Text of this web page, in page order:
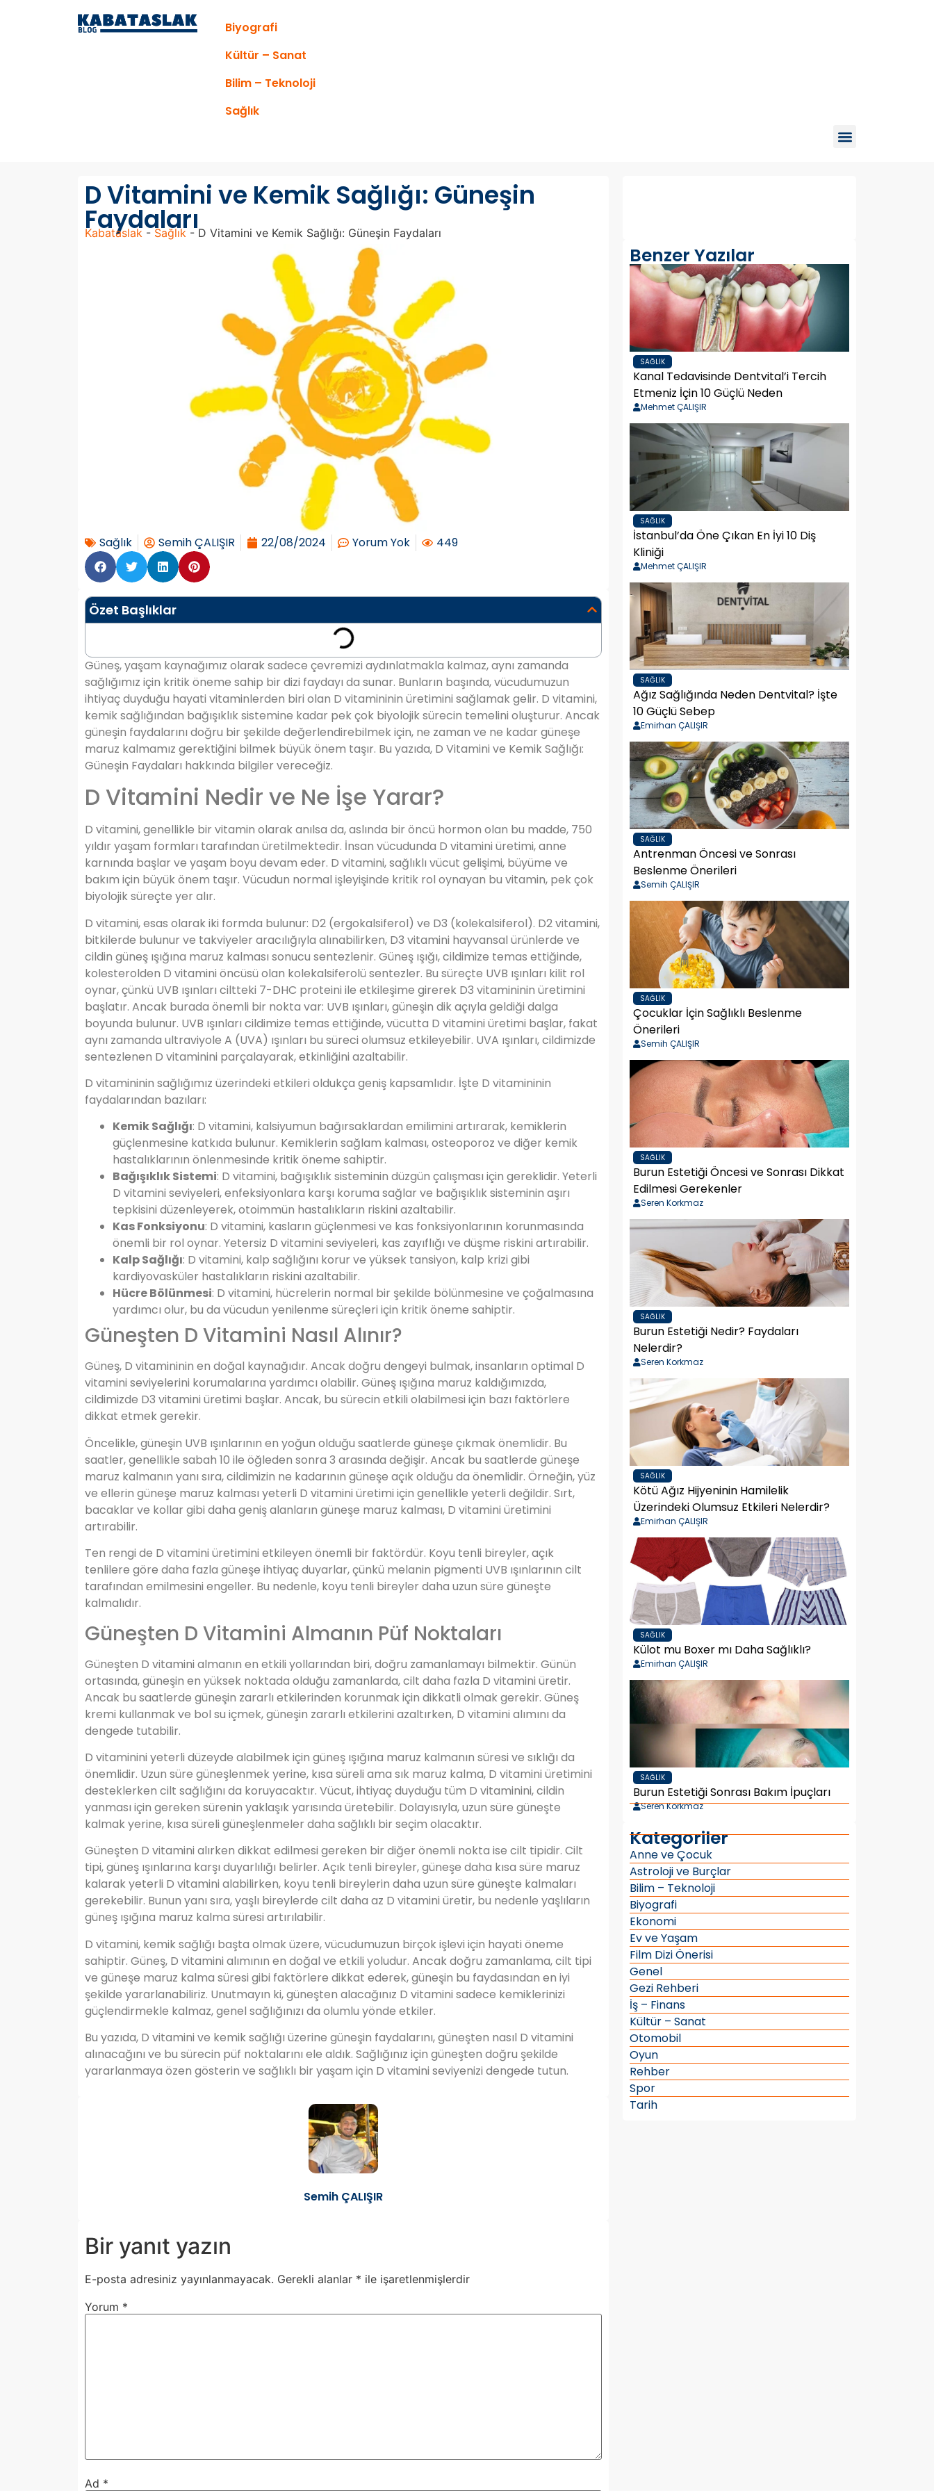
Biyografi
Kültür – Sanat
Bilim – Teknoloji
Sağlık
D Vitamini ve Kemik Sağlığı: Güneşin
Faydaları
Kabataslak - Sağlık - D Vitamini ve Kemik Sağlığı: Güneşin Faydaları
Sağlık Semih ÇALIŞIR 22/08/2024 Yorum Yok 449
Özet Başlıklar
Güneş, yaşam kaynağımız olarak sadece çevremizi aydınlatmakla kalmaz, aynı zamanda
sağlığımız için kritik öneme sahip bir dizi faydayı da sunar. Bunların başında, vücudumuzun
ihtiyaç duyduğu hayati vitaminlerden biri olan D vitamininin üretimini sağlamak gelir. D vitamini,
kemik sağlığından bağışıklık sistemine kadar pek çok biyolojik sürecin temelini oluşturur. Ancak
güneşin faydalarını doğru bir şekilde değerlendirebilmek için, ne zaman ve ne kadar güneşe
maruz kalmamız gerektiğini bilmek büyük önem taşır. Bu yazıda, D Vitamini ve Kemik Sağlığı:
Güneşin Faydaları hakkında bilgiler vereceğiz.
D Vitamini Nedir ve Ne İşe Yarar?
D vitamini, genellikle bir vitamin olarak anılsa da, aslında bir öncü hormon olan bu madde, 750
yıldır yaşam formları tarafından üretilmektedir. İnsan vücudunda D vitamini üretimi, anne
karnında başlar ve yaşam boyu devam eder. D vitamini, sağlıklı vücut gelişimi, büyüme ve
bakım için büyük önem taşır. Vücudun normal işleyişinde kritik rol oynayan bu vitamin, pek çok
biyolojik süreçte yer alır.
D vitamini, esas olarak iki formda bulunur: D2 (ergokalsiferol) ve D3 (kolekalsiferol). D2 vitamini,
bitkilerde bulunur ve takviyeler aracılığıyla alınabilirken, D3 vitamini hayvansal ürünlerde ve
cildin güneş ışığına maruz kalması sonucu sentezlenir. Güneş ışığı, cildimize temas ettiğinde,
kolesterolden D vitamini öncüsü olan kolekalsiferolü sentezler. Bu süreçte UVB ışınları kilit rol
oynar, çünkü UVB ışınları ciltteki 7-DHC proteini ile etkileşime girerek D3 vitamininin üretimini
başlatır. Ancak burada önemli bir nokta var: UVB ışınları, güneşin dik açıyla geldiği dalga
boyunda bulunur. UVB ışınları cildimize temas ettiğinde, vücutta D vitamini üretimi başlar, fakat
aynı zamanda ultraviyole A (UVA) ışınları bu süreci olumsuz etkileyebilir. UVA ışınları, cildimizde
sentezlenen D vitaminini parçalayarak, etkinliğini azaltabilir.
D vitamininin sağlığımız üzerindeki etkileri oldukça geniş kapsamlıdır. İşte D vitamininin
faydalarından bazıları:
Kemik Sağlığı: D vitamini, kalsiyumun bağırsaklardan emilimini artırarak, kemiklerin
güçlenmesine katkıda bulunur. Kemiklerin sağlam kalması, osteoporoz ve diğer kemik
hastalıklarının önlenmesinde kritik öneme sahiptir.
Bağışıklık Sistemi: D vitamini, bağışıklık sisteminin düzgün çalışması için gereklidir. Yeterli
D vitamini seviyeleri, enfeksiyonlara karşı koruma sağlar ve bağışıklık sisteminin aşırı
tepkisini düzenleyerek, otoimmün hastalıkların riskini azaltabilir.
Kas Fonksiyonu: D vitamini, kasların güçlenmesi ve kas fonksiyonlarının korunmasında
önemli bir rol oynar. Yetersiz D vitamini seviyeleri, kas zayıflığı ve düşme riskini artırabilir.
Kalp Sağlığı: D vitamini, kalp sağlığını korur ve yüksek tansiyon, kalp krizi gibi
kardiyovasküler hastalıkların riskini azaltabilir.
Hücre Bölünmesi: D vitamini, hücrelerin normal bir şekilde bölünmesine ve çoğalmasına
yardımcı olur, bu da vücudun yenilenme süreçleri için kritik öneme sahiptir.
Güneşten D Vitamini Nasıl Alınır?
Güneş, D vitamininin en doğal kaynağıdır. Ancak doğru dengeyi bulmak, insanların optimal D
vitamini seviyelerini korumalarına yardımcı olabilir. Güneş ışığına maruz kaldığımızda,
cildimizde D3 vitamini üretimi başlar. Ancak, bu sürecin etkili olabilmesi için bazı faktörlere
dikkat etmek gerekir.
Öncelikle, güneşin UVB ışınlarının en yoğun olduğu saatlerde güneşe çıkmak önemlidir. Bu
saatler, genellikle sabah 10 ile öğleden sonra 3 arasında değişir. Ancak bu saatlerde güneşe
maruz kalmanın yanı sıra, cildimizin ne kadarının güneşe açık olduğu da önemlidir. Örneğin, yüz
ve ellerin güneşe maruz kalması yeterli D vitamini üretimi için genellikle yeterli değildir. Sırt,
bacaklar ve kollar gibi daha geniş alanların güneşe maruz kalması, D vitamini üretimini
artırabilir.
Ten rengi de D vitamini üretimini etkileyen önemli bir faktördür. Koyu tenli bireyler, açık
tenlilere göre daha fazla güneşe ihtiyaç duyarlar, çünkü melanin pigmenti UVB ışınlarının cilt
tarafından emilmesini engeller. Bu nedenle, koyu tenli bireyler daha uzun süre güneşte
kalmalıdır.
Güneşten D Vitamini Almanın Püf Noktaları
Güneşten D vitamini almanın en etkili yollarından biri, doğru zamanlamayı bilmektir. Günün
ortasında, güneşin en yüksek noktada olduğu zamanlarda, cilt daha fazla D vitamini üretir.
Ancak bu saatlerde güneşin zararlı etkilerinden korunmak için dikkatli olmak gerekir. Güneş
kremi kullanmak ve bol su içmek, güneşin zararlı etkilerini azaltırken, D vitamini alımını da
dengede tutabilir.
D vitaminini yeterli düzeyde alabilmek için güneş ışığına maruz kalmanın süresi ve sıklığı da
önemlidir. Uzun süre güneşlenmek yerine, kısa süreli ama sık maruz kalma, D vitamini üretimini
desteklerken cilt sağlığını da koruyacaktır. Vücut, ihtiyaç duyduğu tüm D vitaminini, cildin
yanması için gereken sürenin yaklaşık yarısında üretebilir. Dolayısıyla, uzun süre güneşte
kalmak yerine, kısa süreli güneşlenmeler daha sağlıklı bir seçim olacaktır.
Güneşten D vitamini alırken dikkat edilmesi gereken bir diğer önemli nokta ise cilt tipidir. Cilt
tipi, güneş ışınlarına karşı duyarlılığı belirler. Açık tenli bireyler, güneşe daha kısa süre maruz
kalarak yeterli D vitamini alabilirken, koyu tenli bireylerin daha uzun süre güneşte kalmaları
gerekebilir. Bunun yanı sıra, yaşlı bireylerde cilt daha az D vitamini üretir, bu nedenle yaşlıların
güneş ışığına maruz kalma süresi artırılabilir.
D vitamini, kemik sağlığı başta olmak üzere, vücudumuzun birçok işlevi için hayati öneme
sahiptir. Güneş, D vitamini alımının en doğal ve etkili yoludur. Ancak doğru zamanlama, cilt tipi
ve güneşe maruz kalma süresi gibi faktörlere dikkat ederek, güneşin bu faydasından en iyi
şekilde yararlanabiliriz. Unutmayın ki, güneşten alacağınız D vitamini sadece kemiklerinizi
güçlendirmekle kalmaz, genel sağlığınızı da olumlu yönde etkiler.
Bu yazıda, D vitamini ve kemik sağlığı üzerine güneşin faydalarını, güneşten nasıl D vitamini
alınacağını ve bu sürecin püf noktalarını ele aldık. Sağlığınız için güneşten doğru şekilde
yararlanmaya özen gösterin ve sağlıklı bir yaşam için D vitamini seviyenizi dengede tutun.
Semih ÇALIŞIR
Bir yanıt yazın
E-posta adresiniz yayınlanmayacak. Gerekli alanlar * ile işaretlenmişlerdir
Yorum *
Ad *
Benzer Yazılar
SAĞLIK
Kanal Tedavisinde Dentvital’i Tercih
Etmeniz İçin 10 Güçlü Neden
Mehmet ÇALIŞIR
SAĞLIK
İstanbul’da Öne Çıkan En İyi 10 Diş
Kliniği
Mehmet ÇALIŞIR
SAĞLIK
Ağız Sağlığında Neden Dentvital? İşte
10 Güçlü Sebep
Emirhan ÇALIŞIR
SAĞLIK
Antrenman Öncesi ve Sonrası
Beslenme Önerileri
Semih ÇALIŞIR
SAĞLIK
Çocuklar İçin Sağlıklı Beslenme
Önerileri
Semih ÇALIŞIR
SAĞLIK
Burun Estetiği Öncesi ve Sonrası Dikkat
Edilmesi Gerekenler
Seren Korkmaz
SAĞLIK
Burun Estetiği Nedir? Faydaları
Nelerdir?
Seren Korkmaz
SAĞLIK
Kötü Ağız Hijyeninin Hamilelik
Üzerindeki Olumsuz Etkileri Nelerdir?
Emirhan ÇALIŞIR
SAĞLIK
Külot mu Boxer mı Daha Sağlıklı?
Emirhan ÇALIŞIR
SAĞLIK
Burun Estetiği Sonrası Bakım İpuçları
Seren Korkmaz
Kategoriler
Anne ve Çocuk
Astroloji ve Burçlar
Bilim – Teknoloji
Biyografi
Ekonomi
Ev ve Yaşam
Film Dizi Önerisi
Genel
Gezi Rehberi
İş – Finans
Kültür – Sanat
Otomobil
Oyun
Rehber
Spor
Tarih